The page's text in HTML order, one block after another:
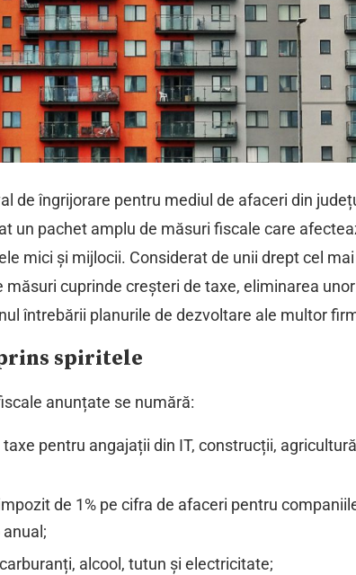
de îngrijorare pentru mediul de afaceri din
un pachet amplu de măsuri fiscale care
mici și mijlocii. Considerat de unii drept cel
măsuri cuprinde creșteri de taxe, eliminarea
întrebării planurile de dezvoltare ale multor
spiritele
anunțate se numără:
pentru angajații din IT, construcții,
de 1% pe cifra de afaceri pentru
alcool, tutun și electricitate;